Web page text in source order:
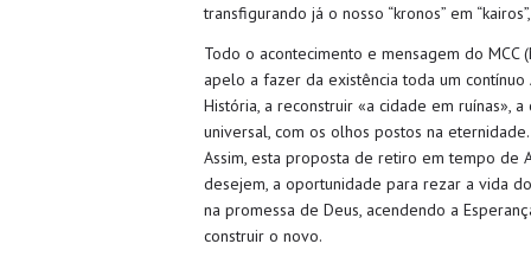
transfigurando já o nosso “kronos” em
Todo o acontecimento e mensagem do
apelo a fazer da existência toda um
História, a reconstruir «a cidade em ruínas»,
universal, com os olhos postos na eternidade.
Assim, esta proposta de retiro em tempo
desejem, a oportunidade para rezar a vida
na promessa de Deus, acendendo a
construir o novo.